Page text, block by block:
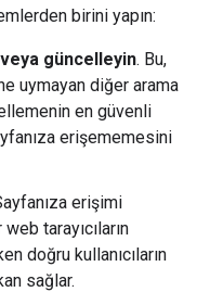
birini yapın:
veya güncelleyin. Bu,
uymayan diğer arama
en güvenli
erişememesini
erişimi
tarayıcıların
doğru kullanıcıların
sağlar.